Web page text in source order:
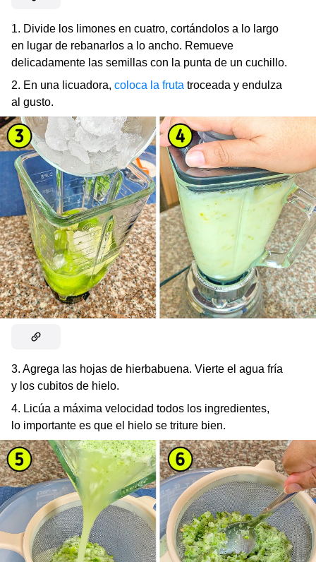
1. Divide los limones en cuatro, cortándolos a lo largo
en lugar de rebanarlos a lo ancho. Remueve
delicadamente las semillas con la punta de un cuchillo.
2. En una licuadora, coloca la fruta troceada y endulza
al gusto.
3. Agrega las hojas de hierbabuena. Vierte el agua fría
y los cubitos de hielo.
4. Licúa a máxima velocidad todos los ingredientes,
lo importante es que el hielo se triture bien.